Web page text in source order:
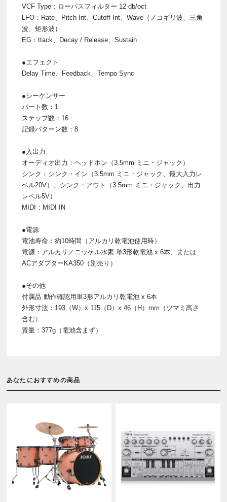
VCF Type：ローパスフィルター 12 db/oct
LFO：Rate、Pitch Int、Cutoff Int、Wave（ノコギリ波、三角
波、矩形波）
EG：ttack、Decay / Release、Sustain
●エフェクト
Delay Time、Feedback、Tempo Sync
●シーケンサー
パート数：1
ステップ数：16
記録パターン数：8
●入出力
オーディオ出力：ヘッドホン（3.5mm ミニ・ジャック）
シンク：シンク・イン（3.5mm ミニ・ジャック、最大入力レ
ベル20V）、シンク・アウト（3.5mm ミニ・ジャック、出力
レベル5V）
MIDI：MIDI IN
●電源
電池寿命：約10時間（アルカリ乾電池使用時）
電源：アルカリ／ニッケル水素 単3形乾電池 x 6本、または
ACアダプターKA350（別売り）
●その他
付属品 動作確認用単3形アルカリ乾電池 x 6本
外形寸法：193（W）x 115（D）x 46（H）mm（ツマミ高さ
含む）
質量：377g（電池含まず）
あなたにおすすめの商品